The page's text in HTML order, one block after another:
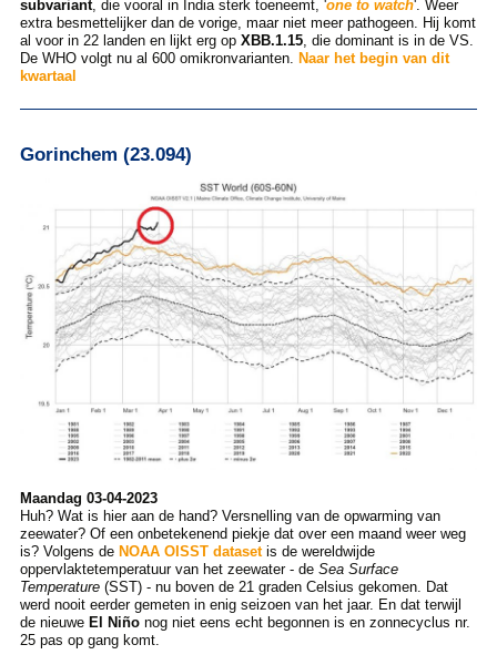
subvariant, die vooral in India sterk toeneemt, 'one to watch'. Weer
extra besmettelijker dan de vorige, maar niet meer pathogeen. Hij komt
al voor in 22 landen en lijkt erg op XBB.1.15, die dominant is in de VS.
De WHO volgt nu al 600 omikronvarianten. Naar het begin van dit
kwartaal
Gorinchem (23.094)
Maandag 03-04-2023
Huh? Wat is hier aan de hand? Versnelling van de opwarming van
zeewater? Of een onbetekenend piekje dat over een maand weer weg
is? Volgens de NOAA OISST datasetis de wereldwijde
oppervlaktetemperatuur van het zeewater - de Sea Surface
Temperature(SST) - nu boven de 21 graden Celsius gekomen. Dat
werd nooit eerder gemeten in enig seizoen van het jaar. En dat terwijl
de nieuwe El Niñonog niet eens echt begonnen is en zonnecyclus nr.
25 pas op gang komt.